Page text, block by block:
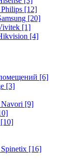
[12]
[20]
[1]
[4]
[6]
[3]
[9]
[10]
[16]